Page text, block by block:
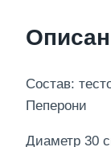
Состав:
Пеперони
Диаметр 30